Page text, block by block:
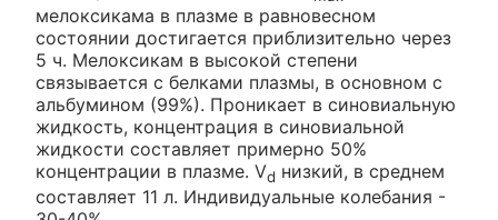
мелоксикама в плазме в равновесном
состоянии достигается приблизительно через
5 ч. Мелоксикам в высокой степени
связывается с белками плазмы, в основном с
альбумином (99%). Проникает в синовиальную
жидкость, концентрация в синовиальной
жидкости составляет примерно 50%
концентрации в плазме. Vd низкий, в среднем
составляет 11 л. Индивидуальные колебания -